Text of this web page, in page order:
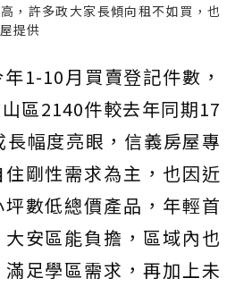
，許多政大家長傾向租不如買，也
提供
1-10月買賣登記件數，
區2140件較去年同期17
幅度亮眼，信義房屋專
剛性需求為主，也因近
數低總價產品，年輕首
安區能負擔，區域內也
足學區需求，再加上未